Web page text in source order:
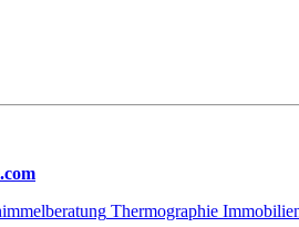
Thermographie